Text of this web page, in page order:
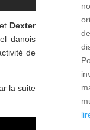
Dexter
danois
de
la suite